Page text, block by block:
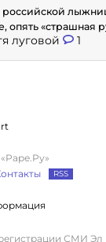
опять «страшная
луговой 1
RSS
СМИ